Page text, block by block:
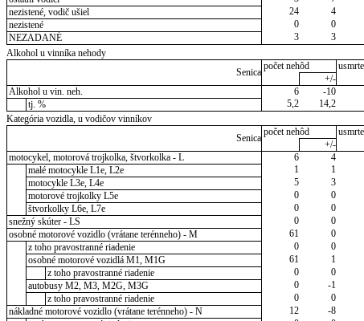
nezistené, vodič ušiel
24 4
nezistené
0 0
NEZADANÉ
3 3
Alkohol u vinníka nehody
Senica
počet nehôd
+/-
Alkohol u vin. neh.
6 -10
tj. %
5,2 14,2
Kategória vozidla, u vodičov vinníkov
Senica
počet nehôd
+/-
motocykel, motorová trojkolka, štvorkolka - L
6 4
malé motocykle L1e, L2e
1 1
motocykle L3e, L4e
5 3
motorové trojkolky L5e
0 0
štvorkolky L6e, L7e
0 0
snežný skúter - LS
0 0
osobné motorové vozidlo (vrátane terénneho) - M
61 0
z toho pravostranné riadenie
0 0
osobné motorové vozidlá M1, M1G
61 1
z toho pravostranné riadenie
0 0
autobusy M2, M3, M2G, M3G
0 -1
z toho pravostranné riadenie
0 0
nákladné motorové vozidlo (vrátane terénneho) - N
12 -8